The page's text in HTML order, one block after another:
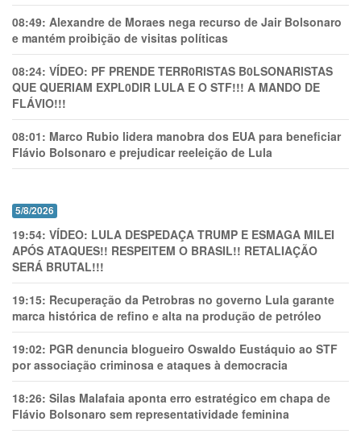
08:49: Alexandre de Moraes nega recurso de Jair Bolsonaro
e mantém proibição de visitas políticas
08:24: VÍDEO: PF PRENDE TERR0RlSTAS B0LSONARlSTAS
QUE QUERIAM EXPL0DlR LULA E O STF!!! A MANDO DE
FLÁVIO!!!
08:01: Marco Rubio lidera manobra dos EUA para beneficiar
Flávio Bolsonaro e prejudicar reeleição de Lula
5/8/2026
19:54: VÍDEO: LULA DESPEDAÇA TRUMP E ESMAGA MILEI
APÓS ATAQUES!! RESPEITEM O BRASIL!! RETALIAÇÃO
SERÁ BRUTAL!!!
19:15: Recuperação da Petrobras no governo Lula garante
marca histórica de refino e alta na produção de petróleo
19:02: PGR denuncia blogueiro Oswaldo Eustáquio ao STF
por associação criminosa e ataques à democracia
18:26: Silas Malafaia aponta erro estratégico em chapa de
Flávio Bolsonaro sem representatividade feminina